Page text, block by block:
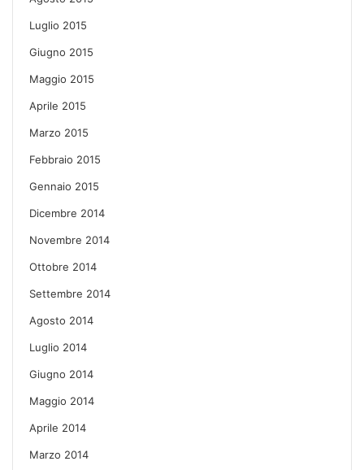
Luglio 2015
Giugno 2015
Maggio 2015
Aprile 2015
Marzo 2015
Febbraio 2015
Gennaio 2015
Dicembre 2014
Novembre 2014
Ottobre 2014
Settembre 2014
Agosto 2014
Luglio 2014
Giugno 2014
Maggio 2014
Aprile 2014
Marzo 2014